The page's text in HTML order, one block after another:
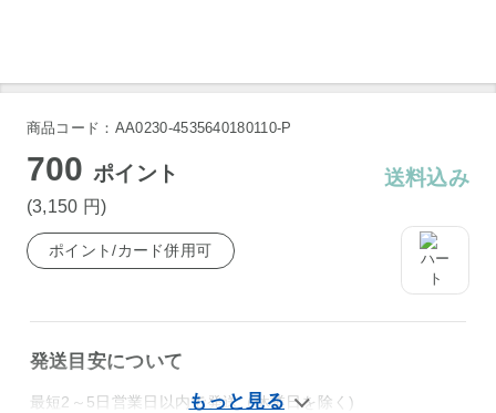
商品コード：AA0230-4535640180110-P
700ポイント
(3,150 円)
送料込み
ポイント/カード併用可
発送目安について
最短2～5日営業日以内で発送（休業日を除く)